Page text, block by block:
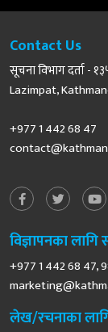
Contact Us
सूचना विभाग दर्ता -
Lazimpat,
+977 1 442 68 47
विज्ञापनका लागि
+977 1 442 68 47,
लेख/रचनाका